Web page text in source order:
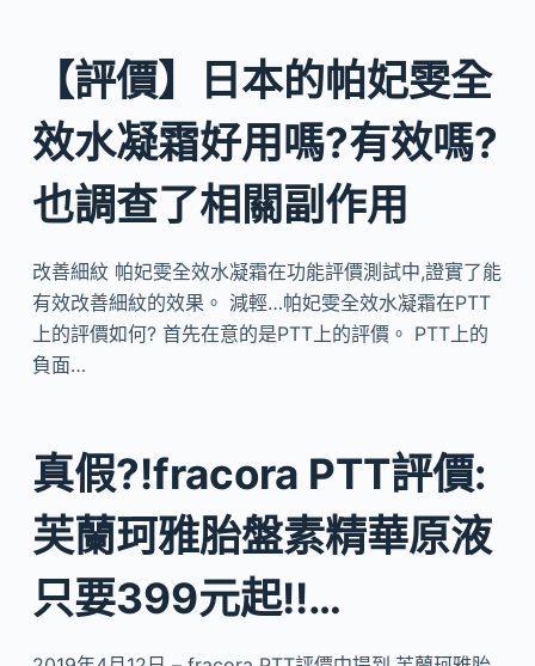
【評價】日本的帕妃雯全
效水凝霜好用嗎?有效嗎?
也調查了相關副作用
改善細紋 帕妃雯全效水凝霜在功能評價測試中,證實了能
有效改善細紋的效果。 減輕…帕妃雯全效水凝霜在PTT
上的評價如何? 首先在意的是PTT上的評價。 PTT上的
負面…
真假?!fracora PTT評價:
芙蘭珂雅胎盤素精華原液
只要399元起!!…